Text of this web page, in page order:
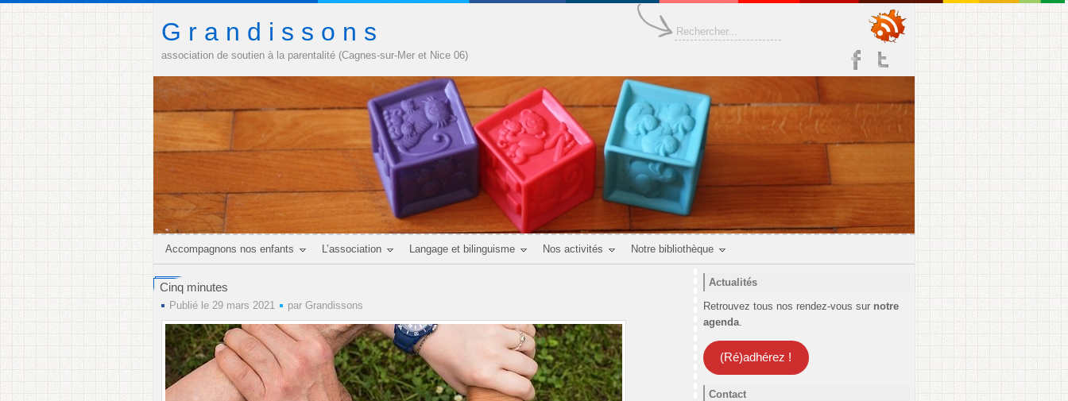
G r a n d i s s o n s
association de soutien à la parentalité (Cagnes-sur-Mer et Nice 06)
Accompagnons nos enfants L’association Langage et bilinguisme Nos activités Notre bibliothèque
Cinq minutes
Publié le 29 mars 2021 par Grandissons
Actualités
Retrouvez tous nos rendez-vous sur notre
agenda.
(Ré)adhérez !
Contact